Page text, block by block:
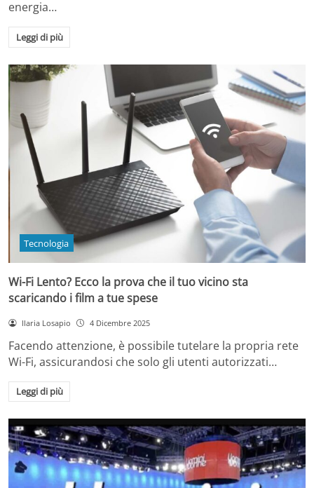
energia…
Leggi di più
Tecnologia
Wi-Fi Lento? Ecco la prova che il tuo vicino sta
scaricando i film a tue spese
Ilaria Losapio 4 Dicembre 2025
Facendo attenzione, è possibile tutelare la propria rete
Wi-Fi, assicurandosi che solo gli utenti autorizzati…
Leggi di più